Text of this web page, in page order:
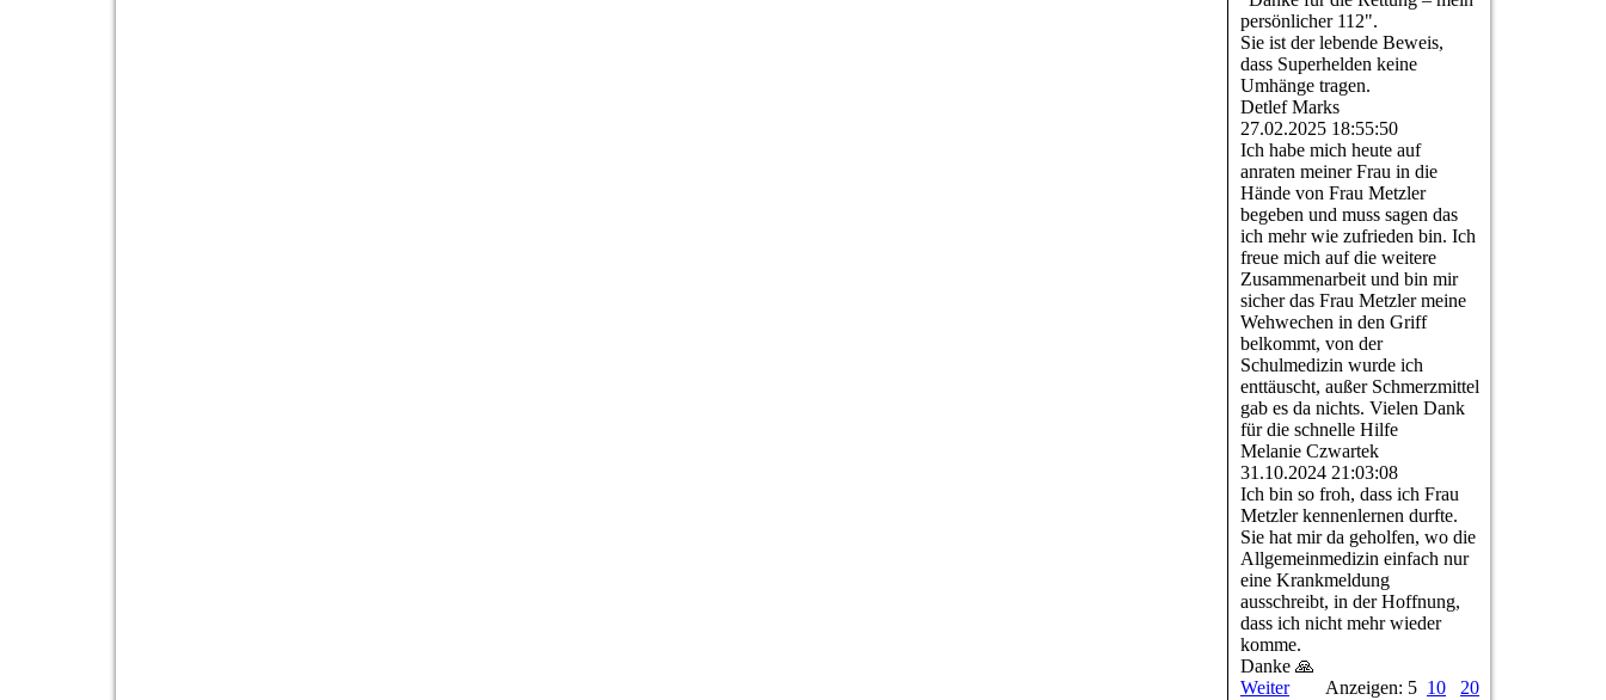
persönlicher 112".
Sie ist der lebende Beweis,
dass Superhelden keine
Umhänge tragen.
Detlef Marks
27.02.2025 18:55:50
Ich habe mich heute auf
anraten meiner Frau in die
Hände von Frau Metzler
begeben und muss sagen das
ich mehr wie zufrieden bin. Ich
freue mich auf die weitere
Zusammenarbeit und bin mir
sicher das Frau Metzler meine
Wehwechen in den Griff
belkommt, von der
Schulmedizin wurde ich
enttäuscht, außer Schmerzmittel
gab es da nichts. Vielen Dank
für die schnelle Hilfe
Melanie Czwartek
31.10.2024 21:03:08
Ich bin so froh, dass ich Frau
Metzler kennenlernen durfte.
Sie hat mir da geholfen, wo die
Allgemeinmedizin einfach nur
eine Krankmeldung
ausschreibt, in der Hoffnung,
dass ich nicht mehr wieder
komme.
Danke 🙏
Weiter
Anzeigen: 5 10 20